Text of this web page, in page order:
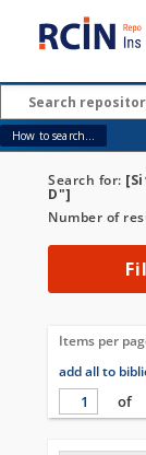
How to search...
Search for:
D"]
Number of
Items per
add all to
of